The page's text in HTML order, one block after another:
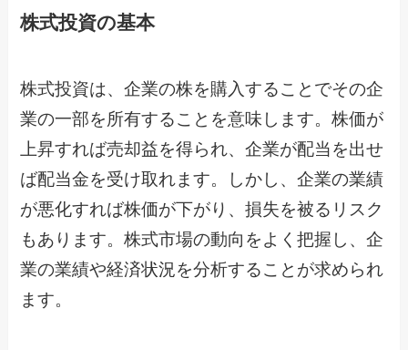
株式投資の基本
株式投資は、企業の株を購入することでその企
業の一部を所有することを意味します。株価が
上昇すれば売却益を得られ、企業が配当を出せ
ば配当金を受け取れます。しかし、企業の業績
が悪化すれば株価が下がり、損失を被るリスク
もあります。株式市場の動向をよく把握し、企
業の業績や経済状況を分析することが求められ
ます。